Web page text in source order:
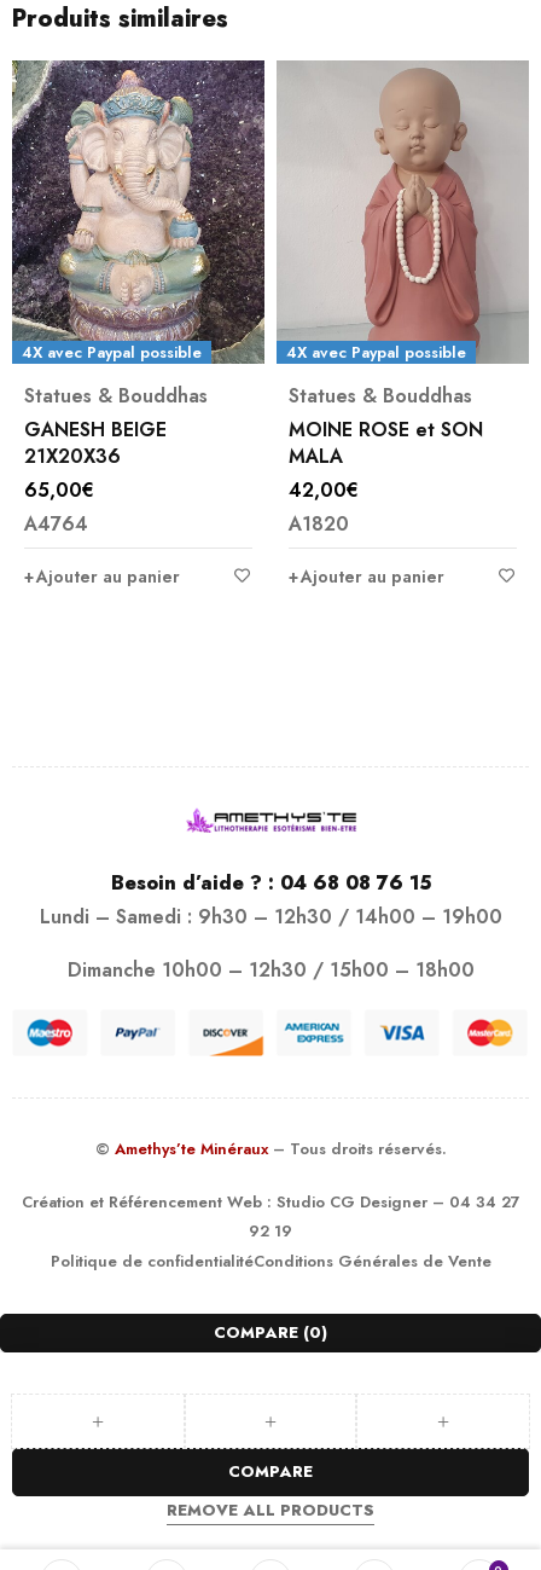
Produits similaires
4X avec Paypal possible
Statues & Bouddhas
GANESH BEIGE
21X20X36
65,00€
A4764
Ajouter au panier
4X avec Paypal possible
Statues & Bouddhas
MOINE ROSE et SON
MALA
42,00€
A1820
Ajouter au panier
Besoin d’aide ? : 04 68 08 76 15
Lundi – Samedi : 9h30 – 12h30 / 14h00 – 19h00
Dimanche 10h00 – 12h30 / 15h00 – 18h00
© Amethys’te Minéraux – Tous droits réservés.
Création et Référencement Web : Studio CG Designer– 04 34 27
92 19
Politique de confidentialitéConditions Générales de Vente
COMPARE (0)
COMPARE
REMOVE ALL PRODUCTS